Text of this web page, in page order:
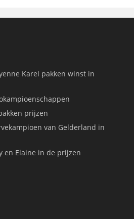
Karel pakken winst in
prijzen
van Gelderland in
en Elaine in de prijzen